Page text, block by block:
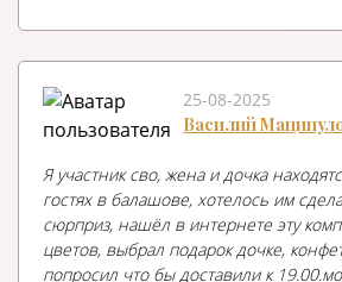
25-08-2025
Василий
Я участник сво, жена и дочка
гостях в балашове, хотелось им
сюрприз, нашёл в интернете эту
цветов, выбрал подарок дочке,
попросил что бы доставили к